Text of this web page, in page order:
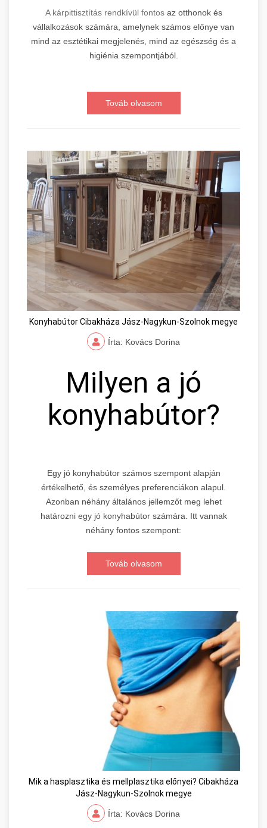
A kárpittisztítás rendkívül fontosaz otthonok és
vállalkozások számára, amelynek számos előnye van
mind az esztétikai megjelenés, mind az egészség és a
higiénia szempontjából.
Továb olvasom
Konyhabútor Cibakháza Jász-Nagykun-Szolnok megye
Írta: Kovács Dorina
Milyen a jó
konyhabútor?
Egy jó konyhabútor számos szempont alapján
értékelhető, és személyes preferenciákon alapul.
Azonban néhány általános jellemzőt meg lehet
határozni egy jó konyhabútor számára. Itt vannak
néhány fontos szempont:
Továb olvasom
Mik a hasplasztika és mellplasztika előnyei? Cibakháza
Jász-Nagykun-Szolnok megye
Írta: Kovács Dorina